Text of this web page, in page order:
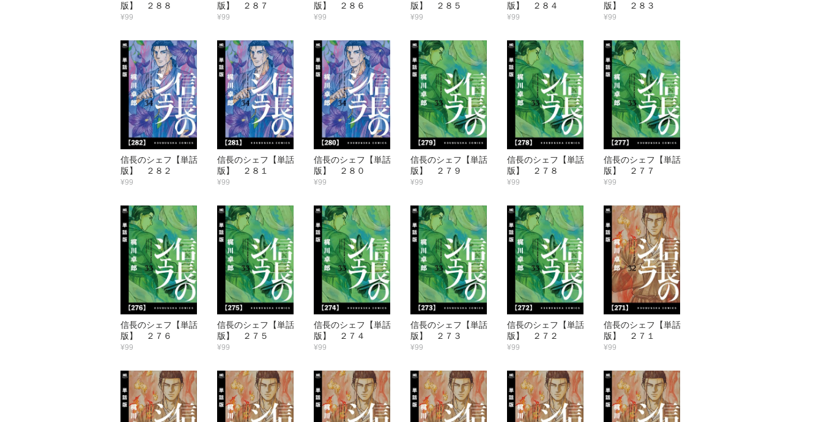
版】 ２８８
¥99
版】 ２８７
¥99
版】 ２８６
¥99
版】 ２８５
¥99
版】 ２８４
¥99
版】 ２８３
¥99
信長のシェフ【単話
版】 ２８２
¥99
信長のシェフ【単話
版】 ２８１
¥99
信長のシェフ【単話
版】 ２８０
¥99
信長のシェフ【単話
版】 ２７９
¥99
信長のシェフ【単話
版】 ２７８
¥99
信長のシェフ【単話
版】 ２７７
¥99
信長のシェフ【単話
版】 ２７６
¥99
信長のシェフ【単話
版】 ２７５
¥99
信長のシェフ【単話
版】 ２７４
¥99
信長のシェフ【単話
版】 ２７３
¥99
信長のシェフ【単話
版】 ２７２
¥99
信長のシェフ【単話
版】 ２７１
¥99